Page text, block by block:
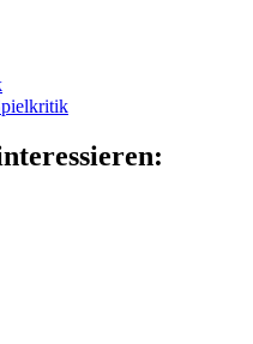
Mastermind